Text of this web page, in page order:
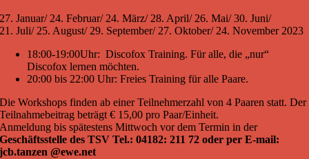
27. Januar/ 24. Februar/ 24. März/ 28. April/ 26. Mai/ 30. Juni/
21. Juli/ 25. August/ 29. September/ 27. Oktober/ 24. November 2023
18:00-19:00Uhr: Discofox Training. Für alle, die „nur“
Discofox lernen möchten.
20:00 bis 22:00 Uhr: Freies Training für alle Paare.
Die Workshops finden ab einer Teilnehmerzahl von 4 Paaren statt. Der
Teilnahmebeitrag beträgt € 15,00 pro Paar/Einheit.
Anmeldung bis spätestens Mittwoch vor dem Termin in der
Geschäftsstelle des TSV Tel.: 04182: 211 72 oder per E-mail:
jcb.tanzen @ewe.net